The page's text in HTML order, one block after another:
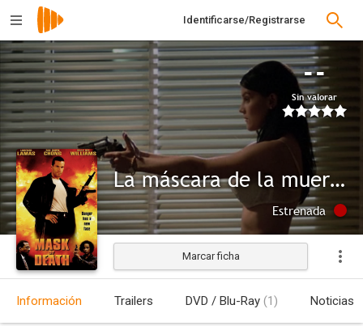
Identificarse/Registrarse
--
Sin valorar
La máscara de la muerte
Estrenada
Marcar ficha
Información Trailers DVD / Blu-Ray (1) Noticias